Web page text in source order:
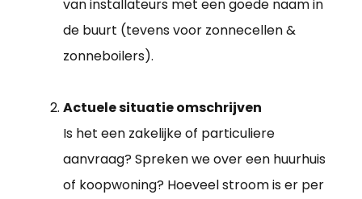
van installateurs met een goede naam in
de buurt (tevens voor zonnecellen &
zonneboilers).
Actuele situatie omschrijven
Is het een zakelijke of particuliere
aanvraag? Spreken we over een huurhuis
of koopwoning? Hoeveel stroom is er per